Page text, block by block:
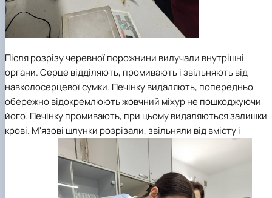
Після розрізу черевної порожнини вилучали внутрішні
органи. Серце відділяють, промивають і звільняють від
навколосерцевої сумки. Печінку видаляють, попередньо
обережно відокремлюють жовчний міхур не пошкоджуючи
його. Печінку промивають, при цьому видаляються залишки
крові. М'язові шлунки розрізали, звільняли від вмісту і